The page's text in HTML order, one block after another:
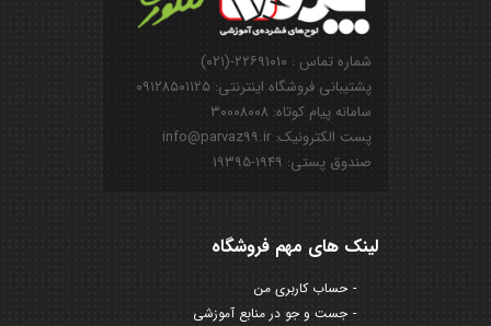
شماره تماس : ۲۲۶۹۱۰۱۰-(۰۲۱)
پشتیبانی فروشگاه اینترنتی: ۰۹۱۲۸۵۰۱۱۲۵
سامانه پیام کوتاه: ۳۰۰۰۸۰۰۸
پست الکترونیک: info@parvaz99.ir
صندوق پستی: ۱۹۴۹-۱۹۳۹۵
لینک های مهم فروشگاه
حساب کاربری من
جست و جو در منابع آموزشی